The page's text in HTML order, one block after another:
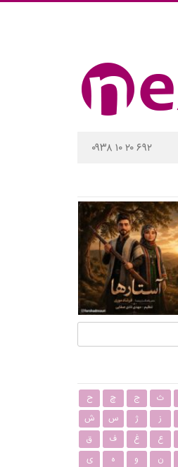
۰۹۳۸ ۱۰ ۲۰ ۶۹۲
ث ج چ
ح
ز ژ س
ش
ع غ ف
ق
ن و ه ی